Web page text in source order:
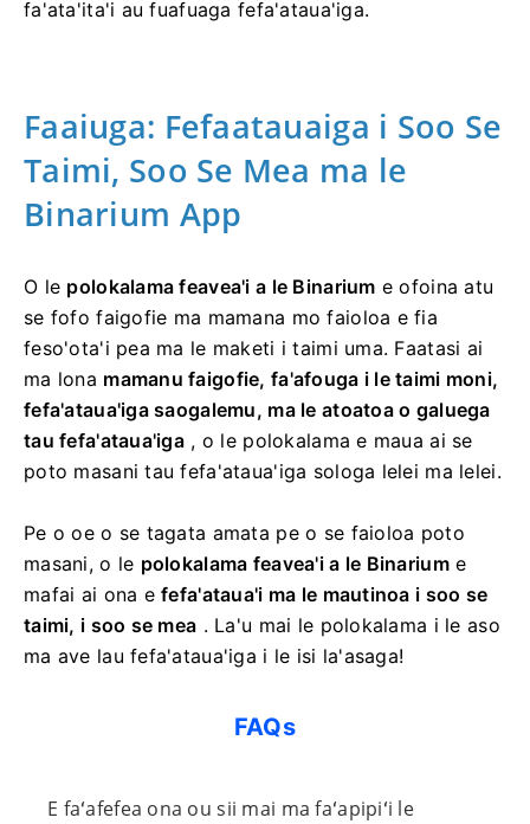
fa'ata'ita'i au fuafuaga fefa'ataua'iga.
Faaiuga: Fefaatauaiga i Soo Se
Taimi, Soo Se Mea ma le
Binarium App
O le polokalama feavea'i a le Binarium e ofoina atu
se fofo faigofie ma mamana mo faioloa e fia
feso'ota'i pea ma le maketi i taimi uma. Faatasi ai
ma lona mamanu faigofie, fa'afouga i le taimi moni,
fefa'ataua'iga saogalemu, ma le atoatoa o galuega
tau fefa'ataua'iga , o le polokalama e maua ai se
poto masani tau fefa'ataua'iga sologa lelei ma lelei.
Pe o oe o se tagata amata pe o se faioloa poto
masani, o le polokalama feavea'i a le Binariume
mafai ai ona efefa'ataua'i ma le mautinoa i soo se
taimi, i soo se mea . La'u mai le polokalama i le aso
ma ave lau fefa'ataua'iga i le isi la'asaga!
FAQs
E faʻafefea ona ou sii mai ma faʻapipiʻi le